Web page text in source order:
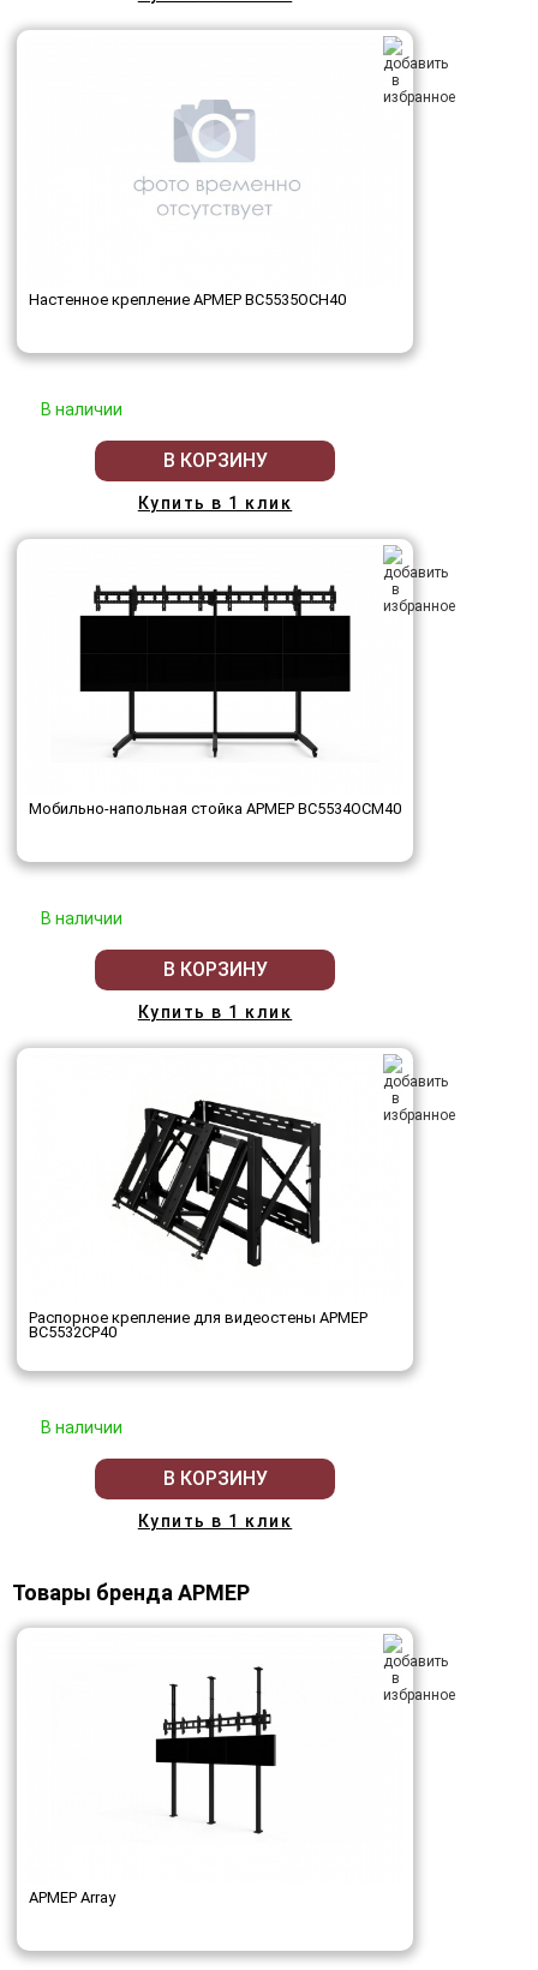
Настенное крепление АРМЕР ВС5535ОСН40
В наличии
В КОРЗИНУ
Купить в 1 клик
Мобильно-напольная стойка АРМЕР ВС5534ОСМ40
В наличии
В КОРЗИНУ
Купить в 1 клик
Распорное крепление для видеостены АРМЕР
ВС5532СР40
В наличии
В КОРЗИНУ
Купить в 1 клик
Товары бренда АРМЕР
АРМЕР Array